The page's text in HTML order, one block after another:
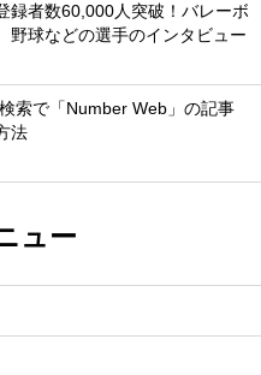
録者数60,000人突破！バレーボ
野球などの選手のインタビュー
索で「Number Web」の記事
法
ュー